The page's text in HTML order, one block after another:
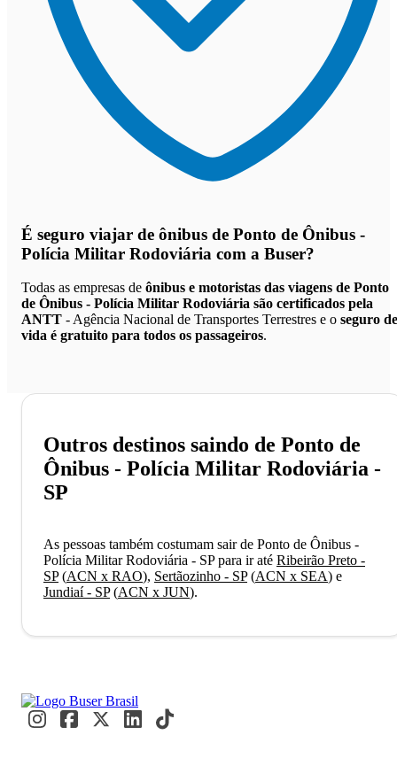
É seguro viajar de ônibus de Ponto de Ônibus -
Polícia Militar Rodoviária com a Buser?
Todas as empresas de ônibus e motoristas das viagens de Ponto
de Ônibus - Polícia Militar Rodoviária são certificados pela
ANTT - Agência Nacional de Transportes Terrestres e o seguro de
vida é gratuito para todos os passageiros.
Outros destinos saindo de Ponto de
Ônibus - Polícia Militar Rodoviária -
SP
As pessoas também costumam sair de Ponto de Ônibus -
Polícia Militar Rodoviária - SP para ir até Ribeirão Preto -
SP(ACN x RAO), Sertãozinho - SP(ACN x SEA) e
Jundiaí - SP(ACN x JUN).